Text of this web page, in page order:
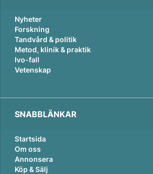
Nyheter
Forskning
Tandvård & politik
Metod, klinik & praktik
Ivo-fall
Vetenskap
SNABBLÄNKAR
Startsida
Om oss
Annonsera
Köp & Sälj